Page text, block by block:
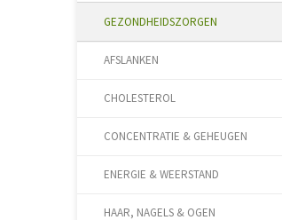
GEZONDHEIDSZORGEN
AFSLANKEN
CHOLESTEROL
CONCENTRATIE & GEHEUGEN
ENERGIE & WEERSTAND
HAAR, NAGELS & OGEN